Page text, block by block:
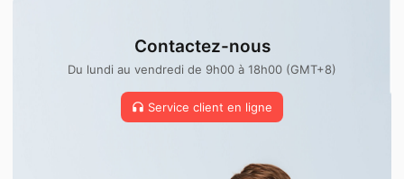
Contactez-nous
Du lundi au vendredi de 9h00 à 18h00 (GMT+8)
Service client en ligne